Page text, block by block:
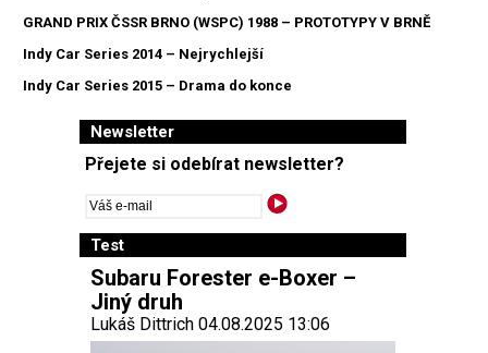
GRAND PRIX ČSSR BRNO (WSPC) 1988 – PROTOTYPY V BRNĚ
Indy Car Series 2014 – Nejrychlejší
Indy Car Series 2015 – Drama do konce
Newsletter
Přejete si odebírat newsletter?
Test
Subaru Forester e-Boxer –
Jiný druh
Lukáš Dittrich 04.08.2025 13:06